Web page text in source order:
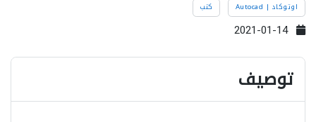
اوتوكاد | Autocad كتب
2021-01-14
توصيف